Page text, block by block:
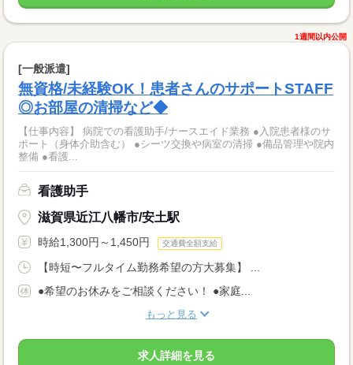
1週間以内公開
[一般派遣]
無資格/未経験OK！患者さんのサポートSTAFF
◎お部屋の清掃など◆
【仕事内容】 病院での看護助手/ナースエイド業務 ●入院患者様のサ
ポート（身体介助含む） ●シーツ交換や病室の清掃 ●備品管理や院内
整備 ●看護...
看護助手
滋賀県近江八幡市/安土駅
時給1,300円～1,450円 交通費全額支給
【時短〜フルタイム勤務希望の方大募集】 ...
●希望のお休みをご相談ください！ ●家庭...
もっと見る
求人詳細を見る